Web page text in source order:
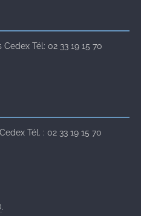
Tél: 02 33 19 15 70
Tél. : 02 33 19 15 70
.